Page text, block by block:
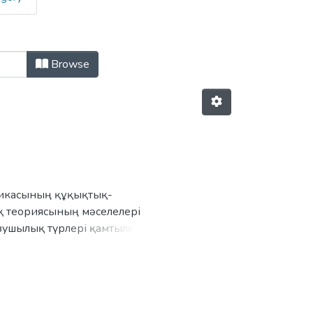
Browse
құқықтық-
теориясының мәселелері
түрлері қамтылған.
мен оқытушыларына